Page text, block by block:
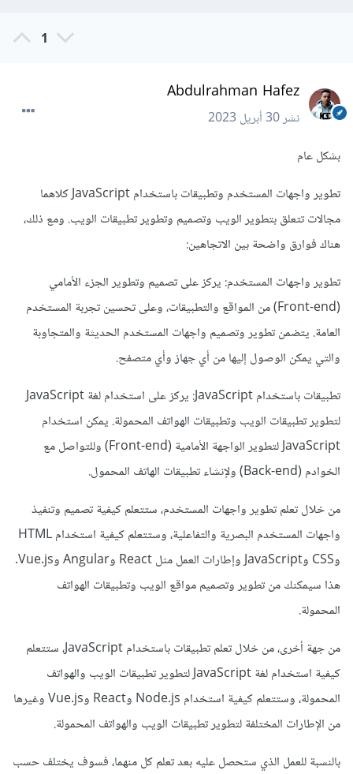
1
Abdulrahman Hafez
نشر30 أبريل 2023
بشكل عام
تطوير واجهات المستخدم وتطبيقات باستخدام JavaScript كلاهما
مجالات تتعلق بتطوير الويب وتصميم وتطوير تطبيقات الويب. ومع ذلك،
هناك فوارق واضحة بين الاتجاهين:
تطوير واجهات المستخدم: يركز على تصميم وتطوير الجزء الأمامي
(Front-end) من المواقع والتطبيقات، وعلى تحسين تجربة المستخدم
العامة. يتضمن تطوير وتصميم واجهات المستخدم الحديثة والمتجاوبة
والتي يمكن الوصول إليها من أي جهاز وأي متصفح.
تطبيقات باستخدام JavaScript: يركز على استخدام لغة JavaScript
لتطوير تطبيقات الويب وتطبيقات الهواتف المحمولة. يمكن استخدام
JavaScript لتطوير الواجهة الأمامية (Front-end) وللتواصل مع
الخوادم (Back-end) ولإنشاء تطبيقات الهاتف المحمول.
من خلال تعلم تطوير واجهات المستخدم، ستتعلم كيفية تصميم وتنفيذ
واجهات المستخدم البصرية والتفاعلية، وستتعلم كيفية استخدام HTML
وCSS وJavaScript وإطارات العمل مثل React وAngular وVue.js.
هذا سيمكنك من تطوير وتصميم مواقع الويب وتطبيقات الهواتف
المحمولة.
من جهة أخرى، من خلال تعلم تطبيقات باستخدام JavaScript، ستتعلم
كيفية استخدام لغة JavaScript لتطوير تطبيقات الويب والهواتف
المحمولة، وستتعلم كيفية استخدام Node.js وReact وVue.js وغيرها
من الإطارات المختلفة لتطوير تطبيقات الويب والهواتف المحمولة.
بالنسبة للعمل الذي ستحصل عليه بعد تعلم كل منهما، فسوف يختلف حسب